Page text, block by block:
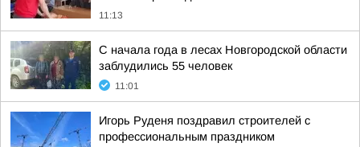
11:13
С начала года в лесах Новгородской области
заблудились 55 человек
11:01
Игорь Руденя поздравил строителей с
профессиональным праздником